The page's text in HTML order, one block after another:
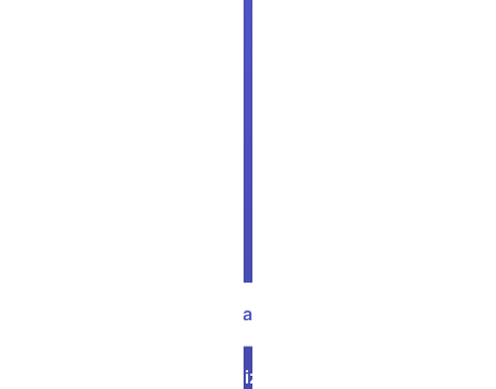
Başlayın →
Bize Ulaşın